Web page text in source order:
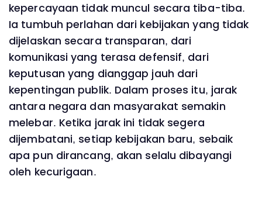
kepercayaan tidak muncul secara tiba-tiba.
Ia tumbuh perlahan dari kebijakan yang tidak
dijelaskan secara transparan, dari
komunikasi yang terasa defensif, dari
keputusan yang dianggap jauh dari
kepentingan publik. Dalam proses itu, jarak
antara negara dan masyarakat semakin
melebar. Ketika jarak ini tidak segera
dijembatani, setiap kebijakan baru, sebaik
apa pun dirancang, akan selalu dibayangi
oleh kecurigaan.